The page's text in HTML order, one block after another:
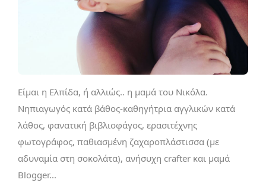
Είμαι η Ελπίδα, ή αλλιώς.. η μαμά του Νικόλα.
Νηπιαγωγός κατά βάθος-καθηγήτρια αγγλικών κατά
λάθος, φανατική βιβλιοφάγος, ερασιτέχνης
φωτογράφος, παθιασμένη ζαχαροπλάστισσα (με
αδυναμία στη σοκολάτα), ανήσυχη crafter και μαμά
Blogger...